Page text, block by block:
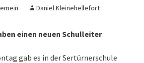
Daniel Kleinehellefort
einen neuen Schulleiter
gab es in der Sertürnerschule